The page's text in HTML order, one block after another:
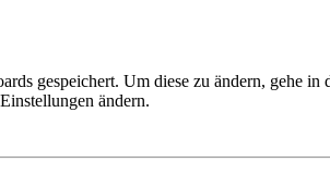
gespeichert. Um diese zu ändern, gehe
ändern.